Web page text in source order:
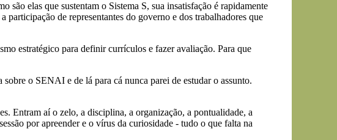
são elas que sustentam o Sistema S, sua insatisfação é rapidamente
participação de representantes do governo e dos trabalhadores que
estratégico para definir currículos e fazer avaliação. Para que
o SENAI e de lá para cá nunca parei de estudar o assunto.
Entram aí o zelo, a disciplina, a organização, a pontualidade, a
por apreender e o vírus da curiosidade - tudo o que falta na